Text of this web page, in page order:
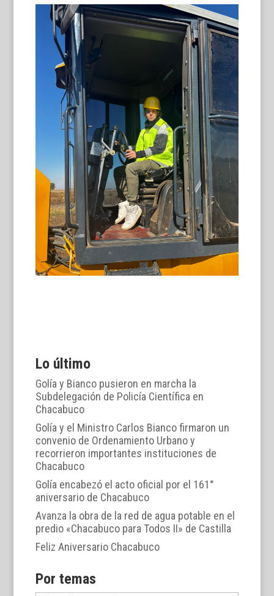
Lo último
Golía y Bianco pusieron en marcha la
Subdelegación de Policía Científica en
Chacabuco
Golía y el Ministro Carlos Bianco firmaron un
convenio de Ordenamiento Urbano y
recorrieron importantes instituciones de
Chacabuco
Golía encabezó el acto oficial por el 161°
aniversario de Chacabuco
Avanza la obra de la red de agua potable en el
predio «Chacabuco para Todos II» de Castilla
Feliz Aniversario Chacabuco
Por temas